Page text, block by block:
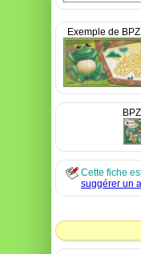
Exemple de
Cette fiche
suggérer un